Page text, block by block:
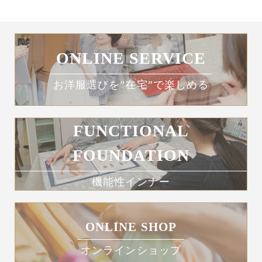
ONLINE SERVICE
お洋服選びを”在宅”で楽しめる
FUNCTIONAL
FOUNDATION
機能性インナー
ONLINE SHOP
オンラインショップ